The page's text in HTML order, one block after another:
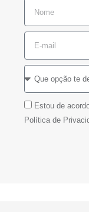
Estou de
Política de